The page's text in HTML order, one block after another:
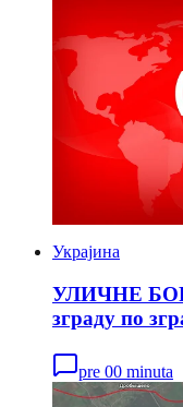
Украјина
УЛИЧНЕ
зграду по
pre 00 minuta